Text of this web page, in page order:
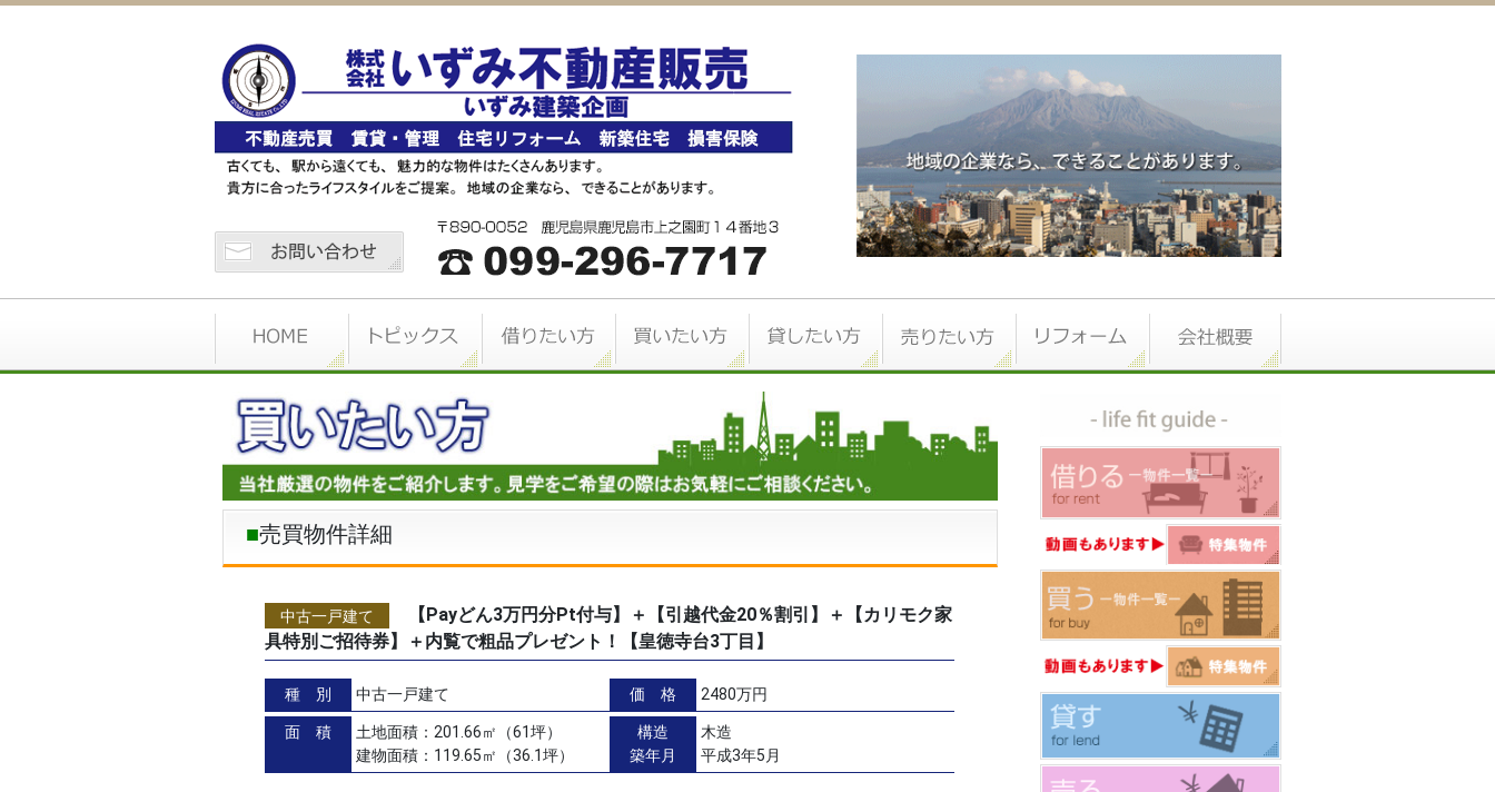
売買物件詳細
中古一戸建て
【Payどん3万円分Pt付与】＋【引越代金20％割引】＋【カリモク家
具特別ご招待券】＋内覧で粗品プレゼント！【皇徳寺台3丁目】
種 別 中古一戸建て 価 格 2480万円
面 積
土地面積：201.66㎡（61坪）
建物面積：119.65㎡（36.1坪）
構造
築年月
木造
平成3年5月